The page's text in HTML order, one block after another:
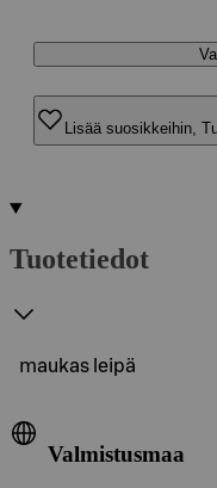
Lisää suosikkeihin,
Tuotetiedot
maukas leipä
Valmistusmaa